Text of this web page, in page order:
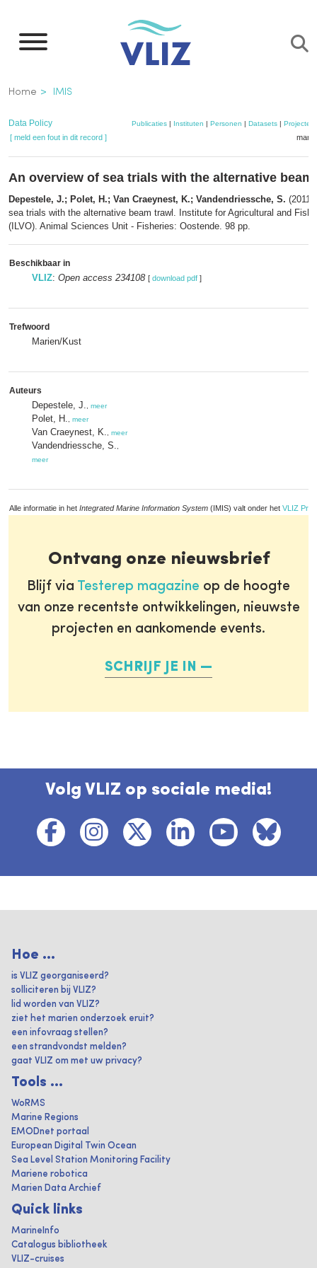
naar
inhoud
gaan
Kruimelpad
Home IMIS
Data Policy Publicaties| Instituten | Personen | Datasets| Projecten
[ meld een fout in dit record ]
An overview of sea trials with the alternative beam
Depestele, J.; Polet, H.; Van Craeynest, K.; Vandendriessche, S.
sea trials with the alternative beam trawl. Institute for Agricultural and
(ILVO). Animal Sciences Unit - Fisheries: Oostende. 98 pp.
Beschikbaar in
VLIZ: Open access 234108 [ download pdf ]
Trefwoord
Marien/Kust
Auteurs
Depestele, J. meer
Polet, H. meer
Van Craeynest, K. meer
Vandendriessche, S.
meer
Alle informatie in het Integrated Marine Information System (IMIS) valt onder het VLIZ
Ontvang onze nieuwsbrief
Blijf via Testerep magazine op de hoogte
van onze recentste ontwikkelingen, nieuwste
projecten en aankomende events.
SCHRIJF JE IN
Volg VLIZ op sociale media!
Hoe ...
is VLIZ georganiseerd?
solliciteren bij VLIZ?
lid worden van VLIZ?
ziet het marien onderzoek eruit?
een infovraag stellen?
een strandvondst melden?
gaat VLIZ om met uw privacy?
Tools ...
WoRMS
Marine Regions
EMODnet portaal
European Digital Twin Ocean
Sea Level Station Monitoring Facility
Mariene robotica
Marien Data Archief
Quick links
MarineInfo
Catalogus bibliotheek
VLIZ-cruises